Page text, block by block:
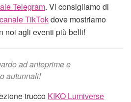
Telegram. Vi consigliamo di
canale TikTokdove mostriamo
noi agli eventi più belli!
ad anteprime e
autunnali!
trucco KIKO Lumiverse